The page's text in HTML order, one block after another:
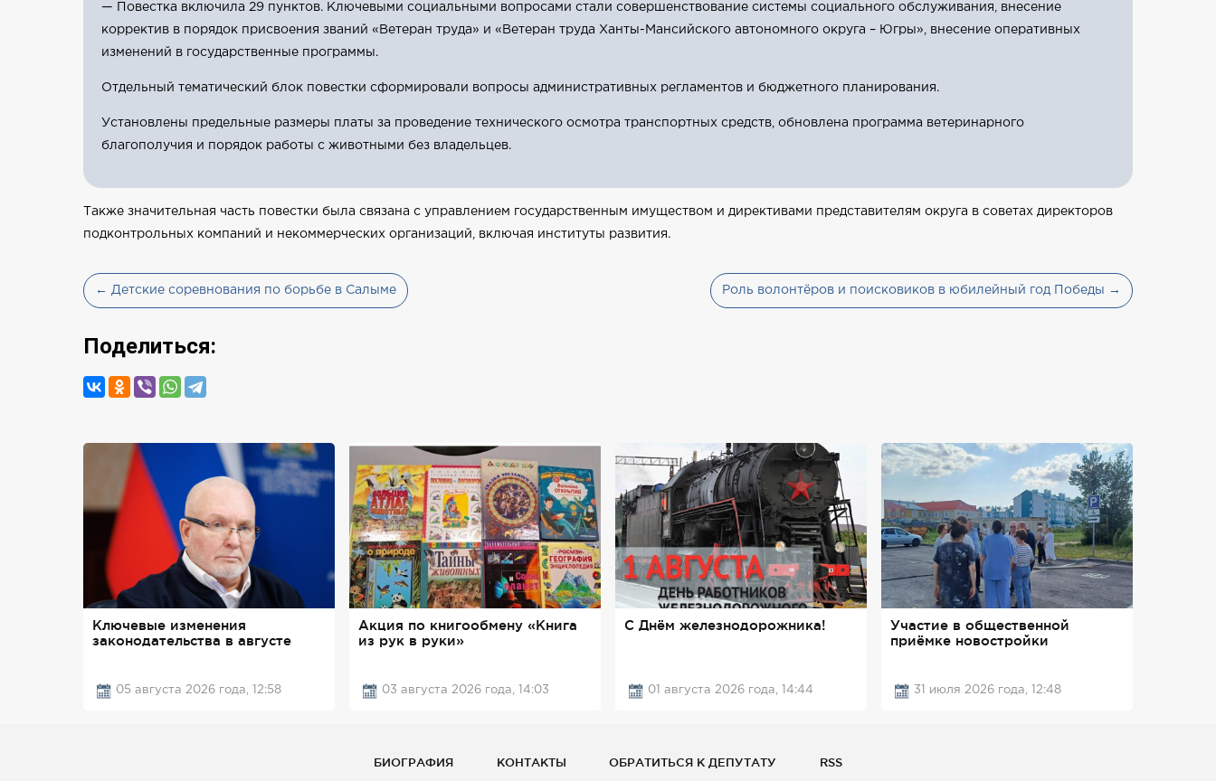
— Повестка включила 29 пунктов. Ключевыми социальными вопросами стали совершенствование системы социального обслуживания, внесение
корректив в порядок присвоения званий «Ветеран труда» и «Ветеран труда Ханты-Мансийского автономного округа – Югры», внесение оперативных
изменений в государственные программы.
Отдельный тематический блок повестки сформировали вопросы административных регламентов и бюджетного планирования.
Установлены предельные размеры платы за проведение технического осмотра транспортных средств, обновлена программа ветеринарного
благополучия и порядок работы с животными без владельцев.
Также значительная часть повестки была связана с управлением государственным имуществом и директивами представителям округа в советах директоров
подконтрольных компаний и некоммерческих организаций, включая институты развития.
← Детские соревнования по борьбе в Салыме Роль волонтёров и поисковиков в юбилейный год Победы →
Поделиться:
Ключевые изменения
законодательства в августе
05 августа 2026 года, 12:58
Акция по книгообмену «Книга
из рук в руки»
03 августа 2026 года, 14:03
С Днём железнодорожника!
01 августа 2026 года, 14:44
Участие в общественной
приёмке новостройки
31 июля 2026 года, 12:48
БИОГРАФИЯ КОНТАКТЫ ОБРАТИТЬСЯ К ДЕПУТАТУ RSS